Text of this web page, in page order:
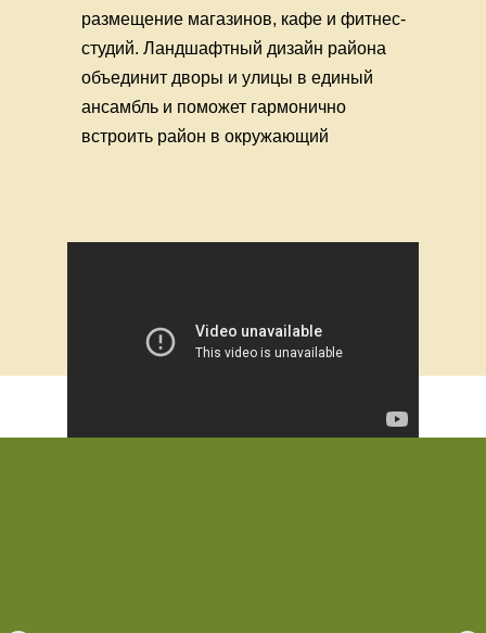
размещение магазинов, кафе и фитнес-
студий. Ландшафтный дизайн района
объединит дворы и улицы в единый
ансамбль и поможет гармонично
встроить район в окружающий